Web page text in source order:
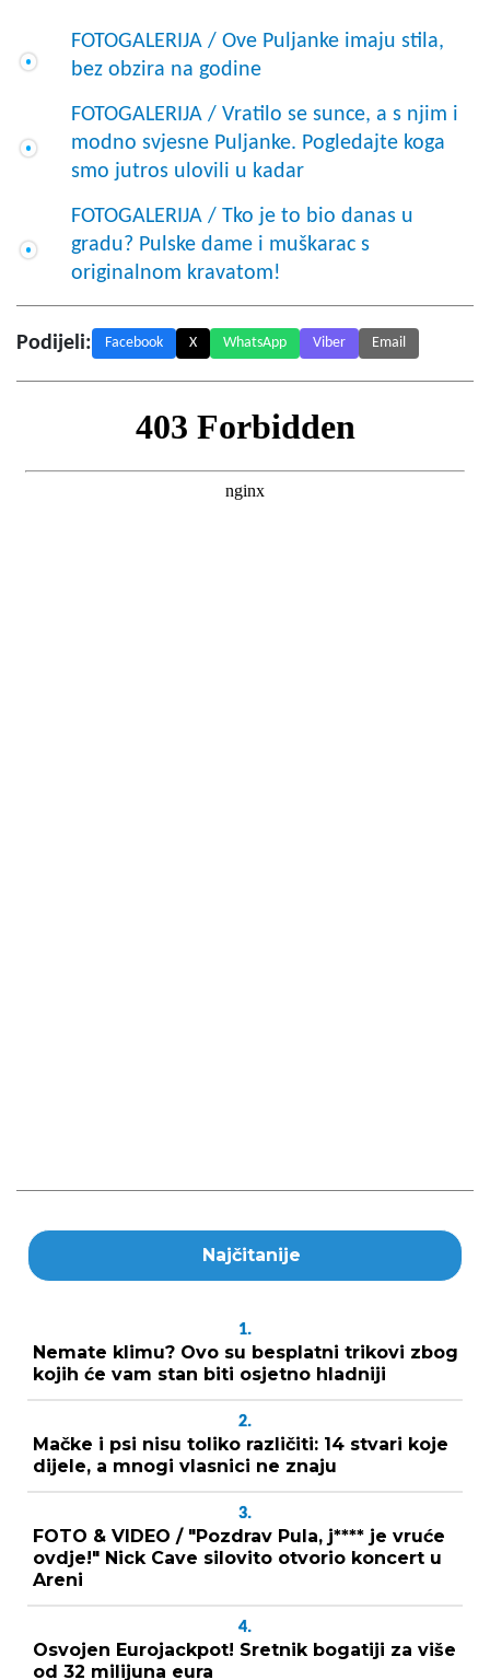
FOTOGALERIJA / Ove Puljanke imaju stila,
bez obzira na godine
FOTOGALERIJA / Vratilo se sunce, a s njim i
modno svjesne Puljanke. Pogledajte koga
smo jutros ulovili u kadar
FOTOGALERIJA / Tko je to bio danas u
gradu? Pulske dame i muškarac s
originalnom kravatom!
Podijeli: Facebook X WhatsApp Viber Email
Najčitanije
1.
Nemate klimu? Ovo su besplatni trikovi zbog
kojih će vam stan biti osjetno hladniji
2.
Mačke i psi nisu toliko različiti: 14 stvari koje
dijele, a mnogi vlasnici ne znaju
3.
FOTO & VIDEO / "Pozdrav Pula, j**** je vruće
ovdje!" Nick Cave silovito otvorio koncert u
Areni
4.
Osvojen Eurojackpot! Sretnik bogatiji za više
od 32 milijuna eura